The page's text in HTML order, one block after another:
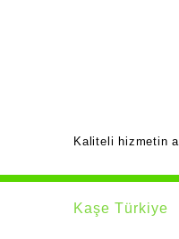
Kaliteli hizmetin
Kaşe Türkiye